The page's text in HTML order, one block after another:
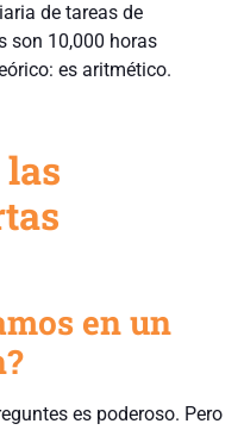
de tareas de
son 10,000 horas
es aritmético.
en un
es poderoso. Pero